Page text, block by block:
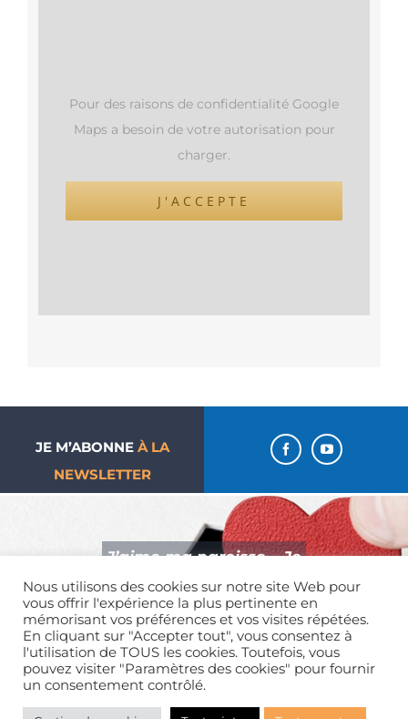
Pour des raisons de confidentialité Google
Maps a besoin de votre autorisation pour
charger.
J'ACCEPTE
JE M’ABONNE À LA
NEWSLETTER
J’aime ma paroisse… Je
donne !
Mentions légales| Tous droits réservés | 01 39 65 01 82
Nous utilisons des cookies sur notre site Web pour
vous offrir l'expérience la plus pertinente en
mémorisant vos préférences et vos visites répétées.
En cliquant sur "Accepter tout", vous consentez à
l'utilisation de TOUS les cookies. Toutefois, vous
pouvez visiter "Paramètres des cookies" pour fournir
un consentement contrôlé.